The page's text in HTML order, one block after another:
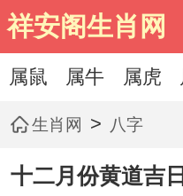
祥安阁生肖网
属鼠 属牛 属虎
生肖网 > 八字
十二月份黄道吉